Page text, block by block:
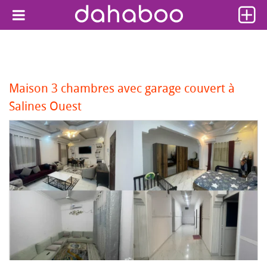
Maison 3 chambres avec garage couvert à
Salines Ouest